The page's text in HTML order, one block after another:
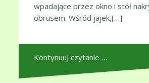
wpadające przez okno i stół
obrusem. Wśród jajek,[…]
Kontynuuj czytanie …